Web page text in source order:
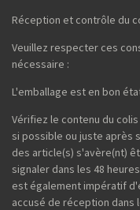
Réception et contrôle du
Veuillez respecter ces
nécessaire :
L'emballage est en bon
Vérifiez le contenu du
si possible ou juste après
des article(s) s'avère(nt)
signaler dans les 48
est également impératif
accusé de réception dans